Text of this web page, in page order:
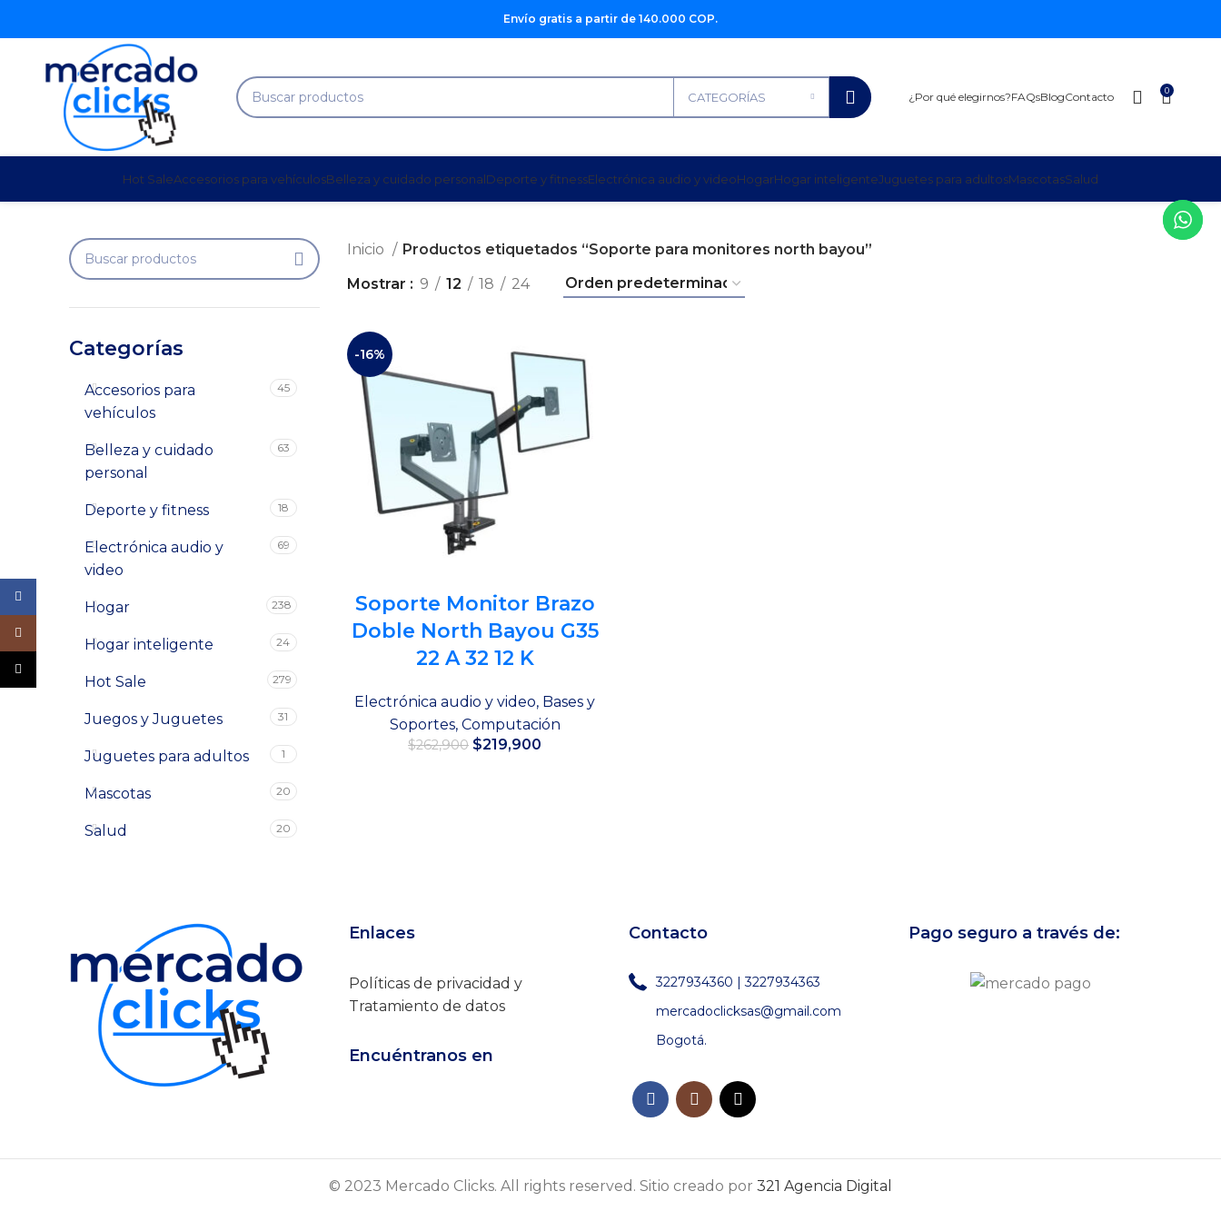
Envío gratis a partir de 140.000 COP.
CATEGORÍAS ¿Por qué elegirnos?FAQsBlogContacto 0
Hot SaleAccesorios para vehículosBelleza y cuidado personalDeporte y fitnessElectrónica audio y videoHogarHogar inteligenteJuguetes para adultosMascotasSalud
Categorías
Accesorios para
vehículos
45
Belleza y cuidado
personal
63
Deporte y fitness 18
Electrónica audio y
video
69
Hogar 238
Hogar inteligente 24
Hot Sale 279
Juegos y Juguetes 31
Juguetes para adultos 1
Mascotas 20
Salud 20
Inicio
Productos etiquetados “Soporte para monitores north bayou”
Mostrar
9 12 18 24
-16%
Soporte Monitor Brazo
Doble North Bayou G35
22 A 32 12 K
Electrónica audio y video, Bases y
Soportes, Computación
$262,900 El
$219,900
Enlaces
Políticas de privacidad y
Tratamiento de datos
Encuéntranos en
Contacto
3227934360 | 3227934363
mercadoclicksas@gmail.com
Bogotá.
Pago seguro a través de:
© 2023 Mercado Clicks. All rights reserved. Sitio creado por 321 Agencia Digital
Facebook